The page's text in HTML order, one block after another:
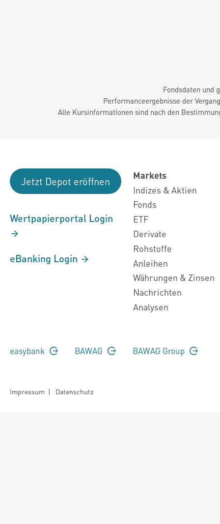
Fondsdaten und
Performanceergebnisse der
Alle Kursinformationen sind nach den
Jetzt Depot eröffnen
Wertpapierportal Login
eBanking Login
Markets
Indizes & Aktien
Fonds
ETF
Derivate
Rohstoffe
Anleihen
Währungen & Zinsen
Nachrichten
Analysen
easybank BAWAG BAWAG Group
Impressum | Datenschutz